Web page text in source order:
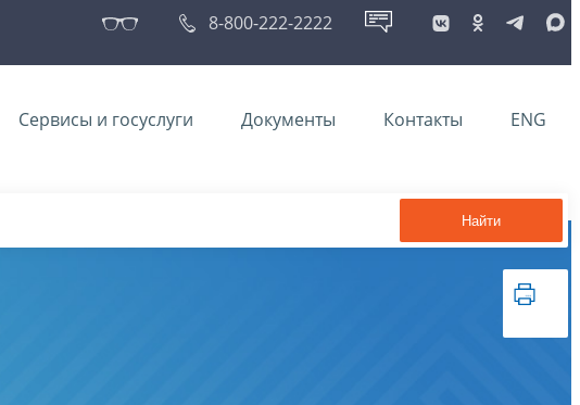
8-800-222-2222
Сервисы и госуслуги Документы Контакты ENG
Найти